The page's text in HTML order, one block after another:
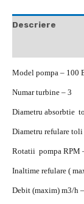
Descriere
Model pompa – 100
Numar turbine – 3
Diametru absorbtie
Diametru refulare
Rotatii pompa RPM
Inaltime refulare (
Debit (maxim) m3/h